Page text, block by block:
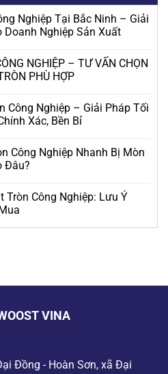
Nghiệp Tại Bắc Ninh – Giải
Doanh Nghiệp Sản Xuất
NGHIỆP – TƯ VẤN CHỌN
PHÙ HỢP
Công Nghiệp – Giải Pháp Tối
Xác, Bền Bỉ
Công Nghiệp Nhanh Bị Mòn
Đâu?
Tròn Công Nghiệp: Lưu Ý
VINA
Đồng - Hoàn Sơn, xã Đại